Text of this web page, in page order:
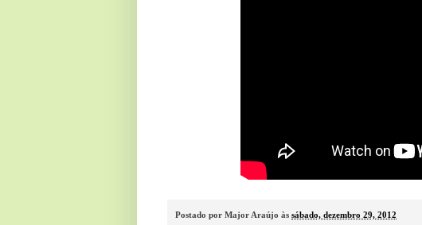
Postado por Major Araújo às sábado, dezembro 29, 2012